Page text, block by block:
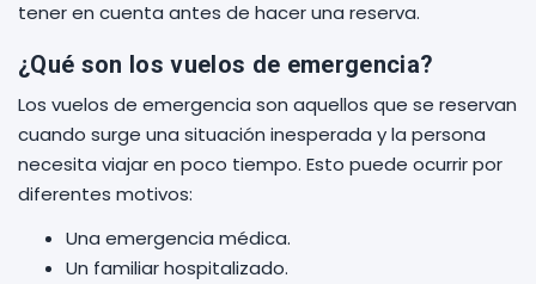
tener en cuenta antes de hacer una reserva.
¿Qué son los vuelos de emergencia?
Los vuelos de emergencia son aquellos que se reservan
cuando surge una situación inesperada y la persona
necesita viajar en poco tiempo. Esto puede ocurrir por
diferentes motivos:
Una emergencia médica.
Un familiar hospitalizado.